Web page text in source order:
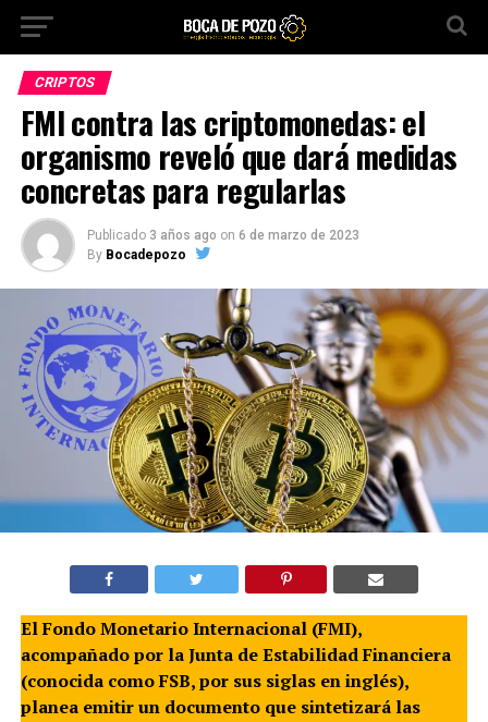
CRIPTOS
FMI contra las criptomonedas: el
organismo reveló que dará medidas
concretas para regularlas
Publicado 3 años ago on 6 de marzo de 2023
By Bocadepozo
El Fondo Monetario Internacional (FMI),
acompañado por la Junta de Estabilidad Financiera
(conocida como FSB, por sus siglas en inglés),
planea emitir un documento que sintetizará las